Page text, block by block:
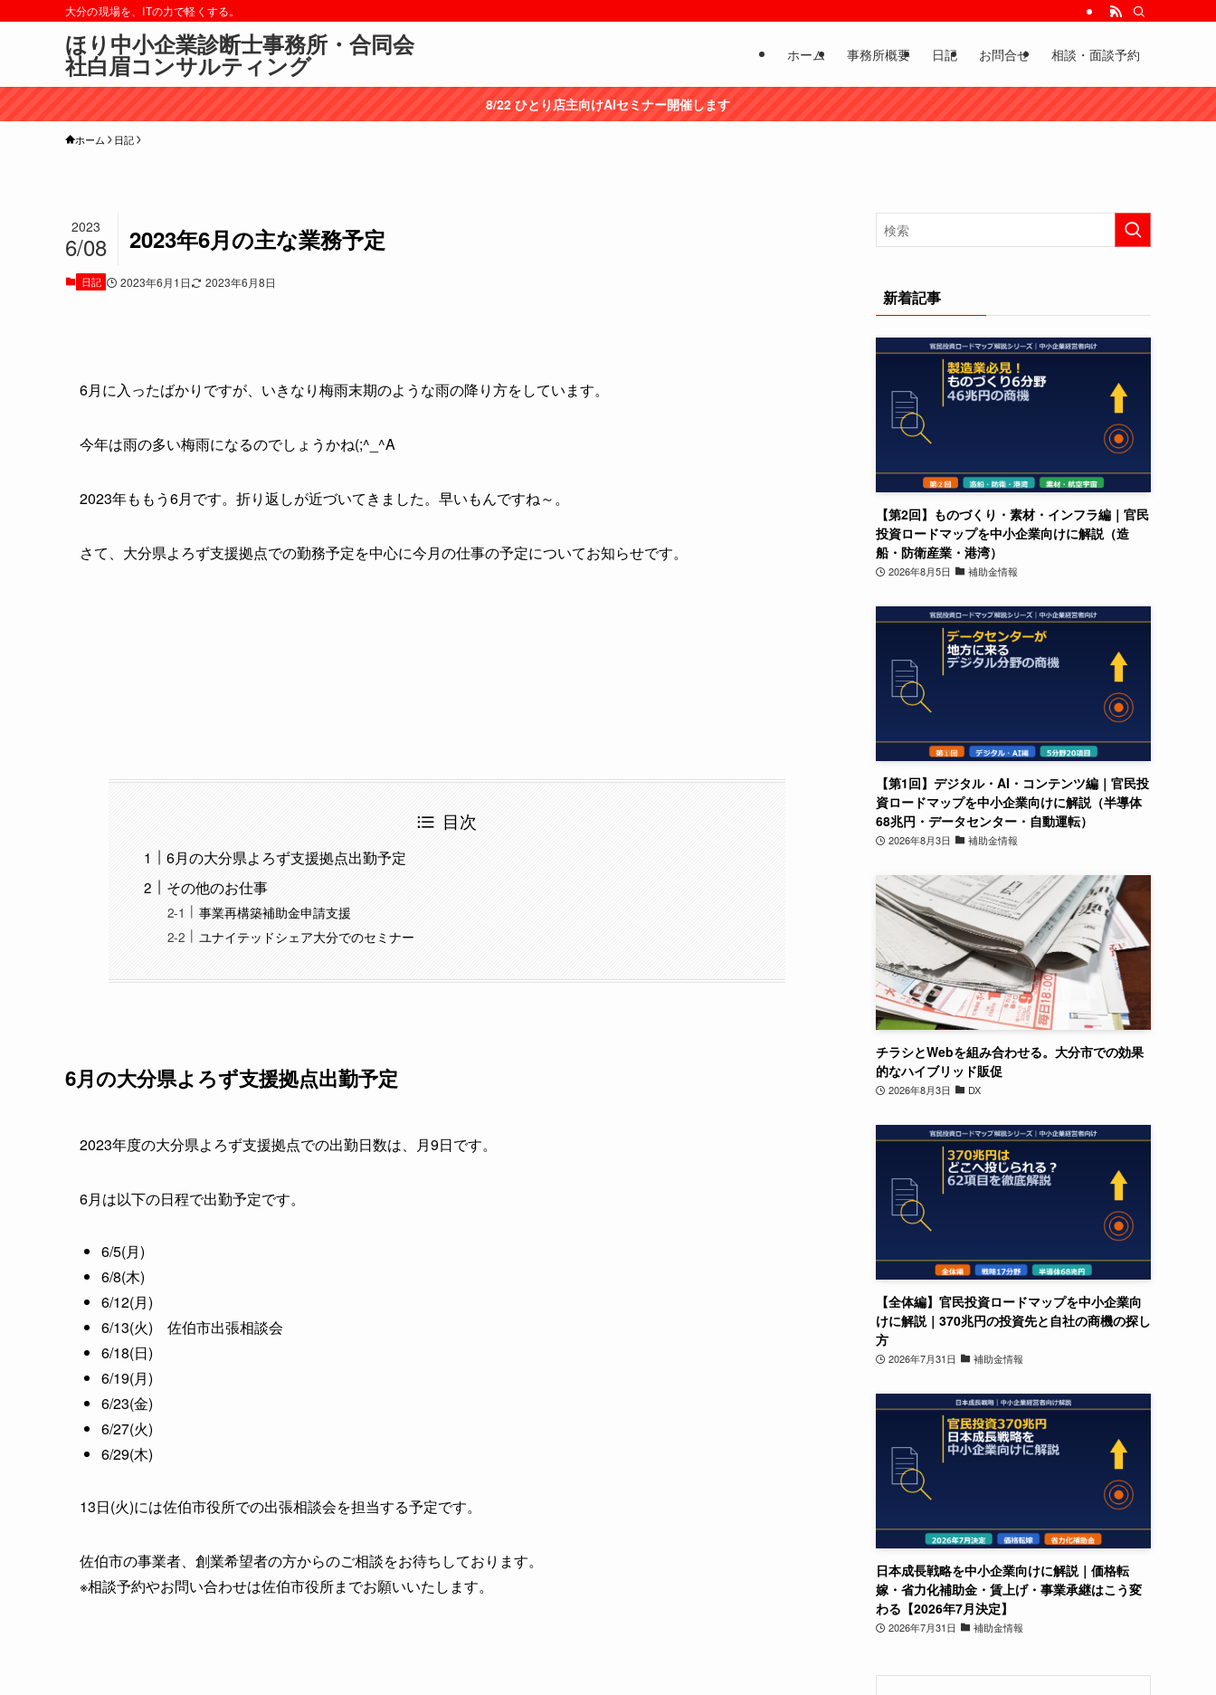
大分の現場を、ITの力で軽くする。
ほり中小企業診断士事務所・合同会
社白眉コンサルティング ホーム 事務所概要 日記 お問合せ 相談・面談予約
8/22 ひとり店主向けAIセミナー開催します
ホーム 日記
2023年6月の主な業務予定
2023
6/08
日記 2023年6月1日 2023年6月8日
6月に入ったばかりですが、いきなり梅雨末期のような雨の降り方をしています。
今年は雨の多い梅雨になるのでしょうかね(;^_^A
2023年ももう6月です。折り返しが近づいてきました。早いもんですね～。
さて、大分県よろず支援拠点での勤務予定を中心に今月の仕事の予定についてお知らせです。
目次
6月の大分県よろず支援拠点出勤予定
その他のお仕事
事業再構築補助金申請支援
ユナイテッドシェア大分でのセミナー
6月の大分県よろず支援拠点出勤予定
2023年度の大分県よろず支援拠点での出勤日数は、月9日です。
6月は以下の日程で出勤予定です。
6/5(月)
6/8(木)
6/12(月)
6/13(火) 佐伯市出張相談会
6/18(日)
6/19(月)
6/23(金)
6/27(火)
6/29(木)
13日(火)には佐伯市役所での出張相談会を担当する予定です。
佐伯市の事業者、創業希望者の方からのご相談をお待ちしております。
※相談予約やお問い合わせは佐伯市役所までお願いいたします。
新着記事
【第2回】ものづくり・素材・インフラ編｜官民
投資ロードマップを中小企業向けに解説（造
船・防衛産業・港湾）
2026年8月5日 補助金情報
【第1回】デジタル・AI・コンテンツ編｜官民投
資ロードマップを中小企業向けに解説（半導体
68兆円・データセンター・自動運転）
2026年8月3日 補助金情報
チラシとWebを組み合わせる。大分市での効果
的なハイブリッド販促
2026年8月3日 DX
【全体編】官民投資ロードマップを中小企業向
けに解説｜370兆円の投資先と自社の商機の探し
方
2026年7月31日 補助金情報
日本成長戦略を中小企業向けに解説｜価格転
嫁・省力化補助金・賃上げ・事業承継はこう変
わる【2026年7月決定】
2026年7月31日 補助金情報